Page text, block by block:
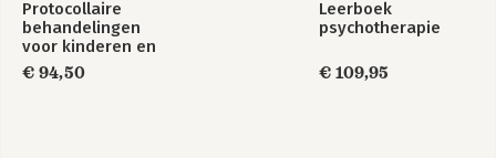
Protocollaire
behandelingen
voor kinderen en
adolescenten met
psychische
€ 94,50
Leerboek
psychotherapie
€ 109,95